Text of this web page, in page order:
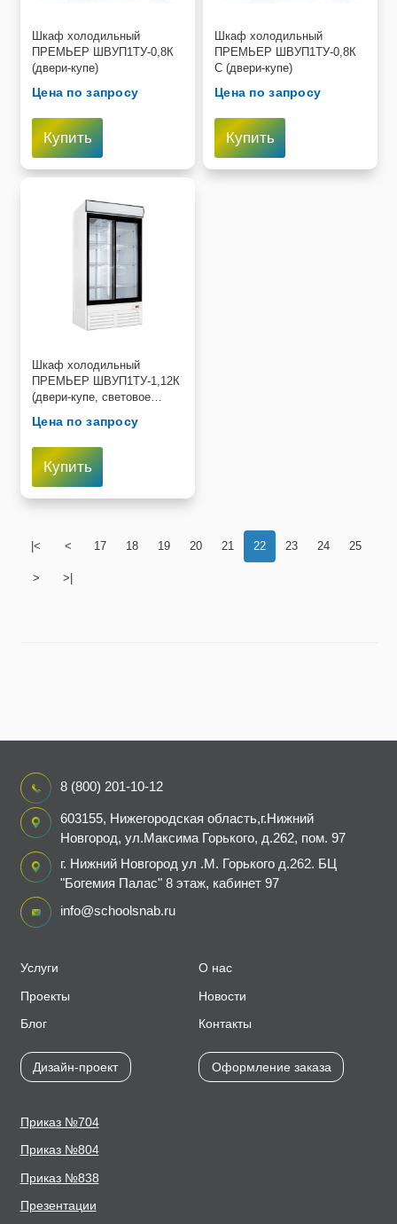
Шкаф холодильный
ПРЕМЬЕР ШВУП1ТУ-0,8К
(двери-купе)
Цена по запросу
Купить
Шкаф холодильный
ПРЕМЬЕР ШВУП1ТУ-0,8К
С (двери-купе)
Цена по запросу
Купить
Шкаф холодильный
ПРЕМЬЕР ШВУП1ТУ-1,12К
(двери-купе, световое
Цена по запросу
Купить
|< < 17 18 19 20 21 22 23 24 25
> >|
Услуги
Проекты
Блог
Дизайн-проект
О нас
Новости
Контакты
Оформление заказа
Приказ №704
Приказ №804
Приказ №838
Презентации
8 (800) 201-10-12
603155, Нижегородская область,г.Нижний
Новгород, ул.Максима Горького, д.262, пом. 97
г. Нижний Новгород ул .М. Горького д.262. БЦ
"Богемия Палас" 8 этаж, кабинет 97
info@schoolsnab.ru